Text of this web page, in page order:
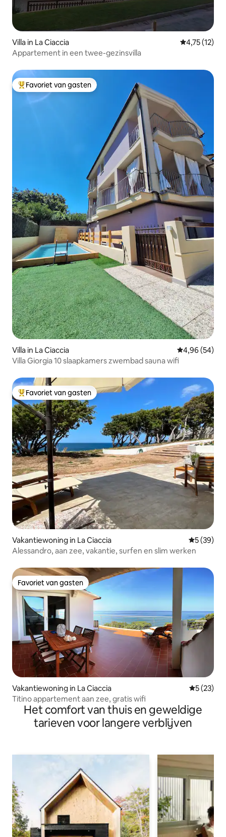
Villa in La Ciaccia Gemiddelde
4,75 (12)
Appartement in een twee-gezinsvilla
Topfavoriet van gasten
Favoriet van gasten
Villa in La Ciaccia Gemiddelde
4,96 (54)
Villa Giorgia 10 slaapkamers zwembad sauna wifi
Topfavoriet van gasten
Favoriet van gasten
Vakantiewoning in La Ciaccia
5 (39)
Alessandro, aan zee, vakantie, surfen en slim werken
Favoriet van gasten
Favoriet van gasten
Vakantiewoning in La Ciaccia
5 (23)
Titino appartement aan zee, gratis wifi
Het comfort van thuis en geweldige
tarieven voor langere verblijven